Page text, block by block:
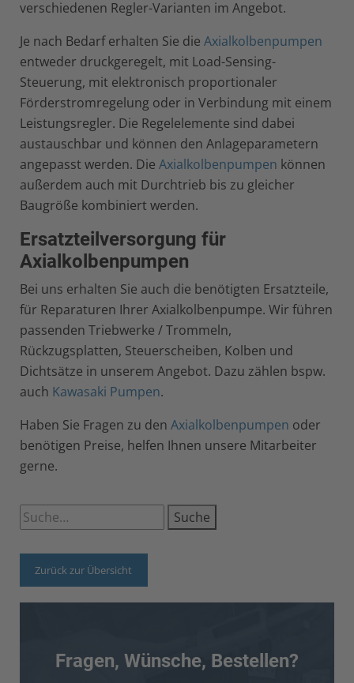
verschiedenen Regler-Varianten im Angebot.
Je nach Bedarf erhalten Sie die Axialkolbenpumpen
entweder druckgeregelt, mit Load-Sensing-
Steuerung, mit elektronisch proportionaler
Förderstromregelung oder in Verbindung mit einem
Leistungsregler. Die Regelelemente sind dabei
austauschbar und können den Anlageparametern
angepasst werden. Die Axialkolbenpumpen können
außerdem auch mit Durchtrieb bis zu gleicher
Baugröße kombiniert werden.
Ersatzteilversorgung für
Axialkolbenpumpen
Bei uns erhalten Sie auch die benötigten Ersatzteile,
für Reparaturen Ihrer Axialkolbenpumpe. Wir führen
passenden Triebwerke / Trommeln,
Rückzugsplatten, Steuerscheiben, Kolben und
Dichtsätze in unserem Angebot. Dazu zählen bspw.
auch Kawasaki Pumpen.
Haben Sie Fragen zu den Axialkolbenpumpen oder
benötigen Preise, helfen Ihnen unsere Mitarbeiter
gerne.
Suche
Zurück zur Übersicht
Fragen, Wünsche, Bestellen?